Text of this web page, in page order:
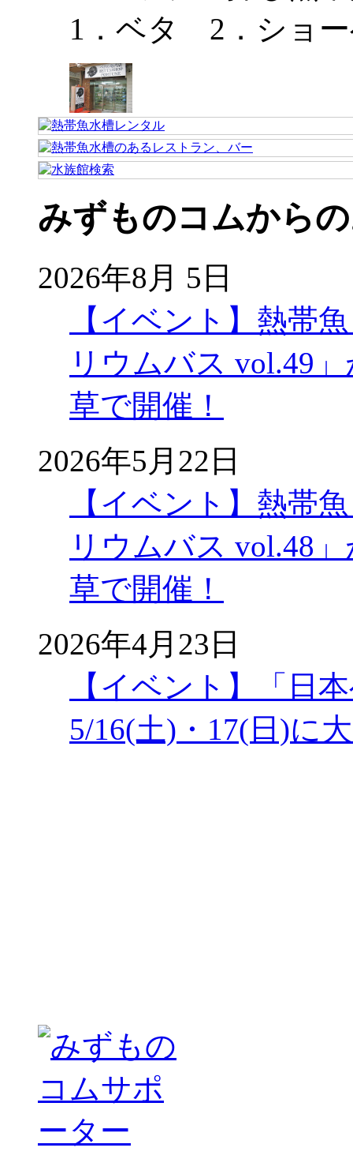
1．ベタ 2．ショ
みずものコムから
2026年8月 5日
【イベント】熱帯
リウムバス vol.49
草で開催！
2026年5月22日
【イベント】熱帯
リウムバス vol.48
草で開催！
2026年4月23日
【イベント】「日
5/16(土)・17(日)に